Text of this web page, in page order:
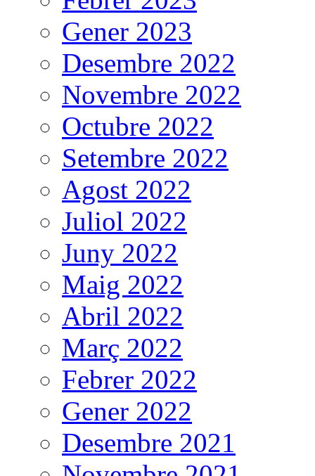
Gener 2023
Desembre 2022
Novembre 2022
Octubre 2022
Setembre 2022
Agost 2022
Juliol 2022
Juny 2022
Maig 2022
Abril 2022
Març 2022
Febrer 2022
Gener 2022
Desembre 2021